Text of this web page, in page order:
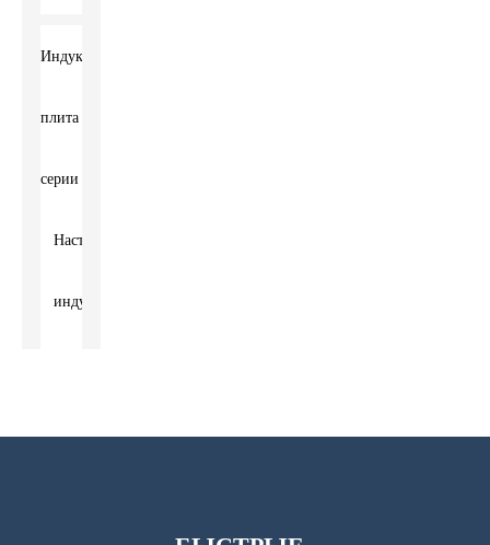
Индукционная
плита
серии
Настольная
индукционная